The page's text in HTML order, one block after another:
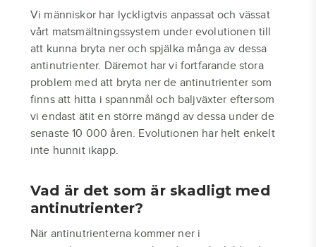
Vi människor har lyckligtvis anpassat och vässat
vårt matsmältningssystem under evolutionen till
att kunna bryta ner och spjälka många av dessa
antinutrienter. Däremot har vi fortfarande stora
problem med att bryta ner de antinutrienter som
finns att hitta i spannmål och baljväxter eftersom
vi endast ätit en större mängd av dessa under de
senaste 10 000 åren. Evolutionen har helt enkelt
inte hunnit ikapp.
Vad är det som är skadligt med
antinutrienter?
När antinutrienterna kommer ner i